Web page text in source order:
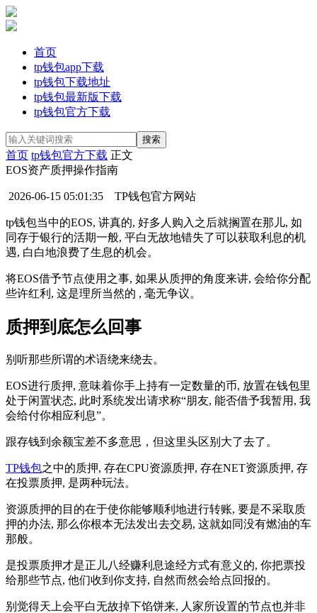
首页
tp钱包app下载
tp钱包下载地址
tp钱包最新版下载
tp钱包官方下载
首页 tp钱包官方下载 正文
EOS资产质押操作指南
2026-06-15 05:01:35 TP钱包官方网站
tp钱包当中的EOS, 讲真的, 好多人购入之后就搁置在那儿, 如
同存于银行的活期一般, 平白无故地错失了可以获取利息的机
遇, 白白地浪费了生息的机会。
将EOS借予节点使用之事, 如果从质押的角度来讲, 会给你分配
些许红利, 这是理所当然的 , 毫无争议。
质押到底怎么回事
别听那些所谓的术语绕来绕去。
EOS进行质押, 意味着你手上持有一定数量的币, 放置在钱包里
处于闲置状态, 此时系统发出请求称“朋友, 能否借予我暂用, 我
会给付你相应利息”。
跟存钱到余额宝差不多意思，但这里头区别大了去了。
TP钱包之中的质押, 存在CPU资源质押, 存在NET资源质押, 存
在投票质押, 是两种玩法。
资源质押的目的在于使你能够顺利地进行转账, 要是不采取质
押的办法, 那么你根本无法发出去交易, 这就如同没有燃油的车
那般。
是投票质押才是正儿八经赚利息途经方式有意义的, 你把票投
给那些节点, 他们收到你支持, 自然而然会给点回报的。
别觉得天上会平白无故掉下馅饼来, 人家所设置的节点也并非